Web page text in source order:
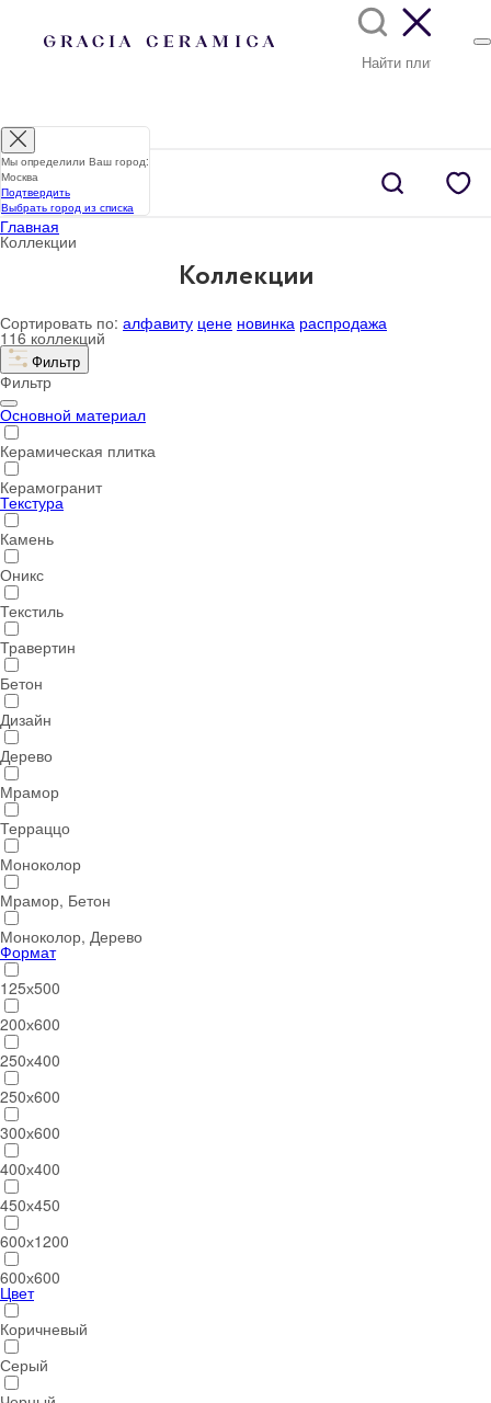
Главная
Коллекции
Коллекции
Сортировать по: алфавиту цене новинка распродажа
116 коллекций
Фильтр
Фильтр
Основной материал
Керамическая плитка
Керамогранит
Текстура
Камень
Оникс
Текстиль
Травертин
Бетон
Дизайн
Дерево
Мрамор
Терраццо
Моноколор
Мрамор, Бетон
Моноколор, Дерево
Формат
125х500
200х600
250х400
250х600
300х600
400х400
450х450
600х1200
600х600
Цвет
Коричневый
Серый
Мы определили Ваш город:
Москва
Подтвердить
Выбрать город из списка